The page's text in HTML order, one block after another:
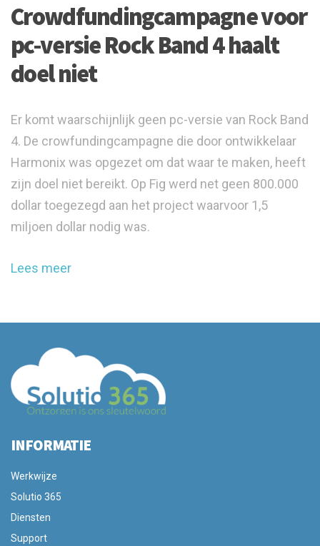
Crowdfundingcampagne voor
pc-versie Rock Band 4 haalt
doel niet
Er komt waarschijnlijk geen pc-versie van Rock Band
4. De crowfundingcampagne die door ontwikkelaar
Harmonix was opgezet om dat waar te maken, heeft
zijn doel niet bereikt. Op Fig werd net geen 800.000
dollar toegezegd aan het project waarvoor 1,5
miljoen dollar nodig was.
Lees meer
INFORMATIE
Werkwijze
Solutio 365
Diensten
Support